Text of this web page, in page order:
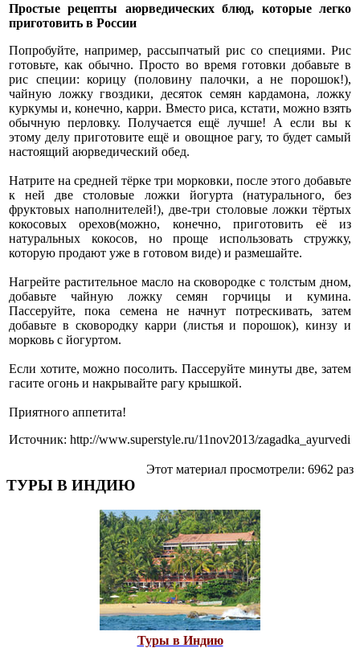
Простые рецепты аюрведических блюд, которые легко
приготовить в России
Попробуйте, например, рассыпчатый рис со специями. Рис
готовьте, как обычно. Просто во время готовки добавьте в
рис специи: корицу (половину палочки, а не порошок!),
чайную ложку гвоздики, десяток семян кардамона, ложку
куркумы и, конечно, карри. Вместо риса, кстати, можно взять
обычную перловку. Получается ещё лучше! А если вы к
этому делу приготовите ещё и овощное рагу, то будет самый
настоящий аюрведический обед.
Натрите на средней тёрке три морковки, после этого добавьте
к ней две столовые ложки йогурта (натурального, без
фруктовых наполнителей!), две-три столовые ложки тёртых
кокосовых орехов(можно, конечно, приготовить её из
натуральных кокосов, но проще использовать стружку,
которую продают уже в готовом виде) и размешайте.
Нагрейте растительное масло на сковородке с толстым дном,
добавьте чайную ложку семян горчицы и кумина.
Пассеруйте, пока семена не начнут потрескивать, затем
добавьте в сковородку карри (листья и порошок), кинзу и
морковь с йогуртом.
Если хотите, можно посолить. Пассеруйте минуты две, затем
гасите огонь и накрывайте рагу крышкой.
Приятного аппетита!
Источник: http://www.superstyle.ru/11nov2013/zagadka_ayurvedi
Этот материал просмотрели: 6962 раз
ТУРЫ В ИНДИЮ
Туры в Индию